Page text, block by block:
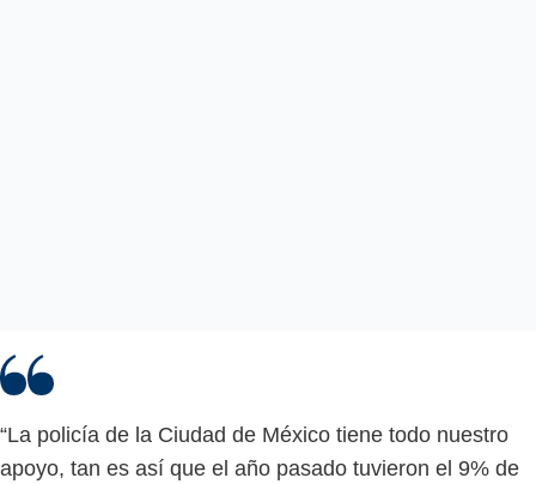
“La policía de la Ciudad de México tiene todo nuestro
apoyo, tan es así que el año pasado tuvieron el 9% de